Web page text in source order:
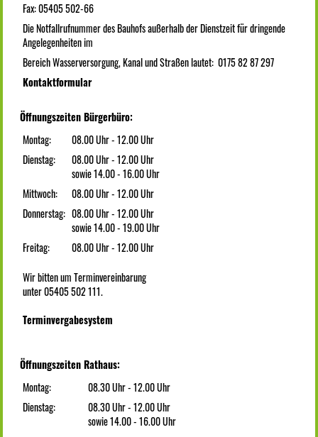
Fax: 05405 502-66
Die Notfallrufnummer des Bauhofs außerhalb der Dienstzeit für dringende
Angelegenheiten im
Bereich Wasserversorgung, Kanal und Straßen lautet: 0175 82 87 297
Kontaktformular
Öffnungszeiten Bürgerbüro:
Montag:
08.00 Uhr - 12.00 Uhr
Dienstag:
08.00 Uhr - 12.00 Uhr
sowie 14.00 - 16.00 Uhr
Mittwoch:
08.00 Uhr - 12.00 Uhr
Donnerstag: 08.00 Uhr - 12.00 Uhr
sowie 14.00 - 19.00 Uhr
Freitag:
08.00 Uhr - 12.00 Uhr
Wir bitten um Terminvereinbarung
unter 05405 502 111.
Terminvergabesystem
Öffnungszeiten Rathaus:
Montag:
08.30 Uhr - 12.00 Uhr
Dienstag:
08.30 Uhr - 12.00 Uhr
sowie 14.00 - 16.00 Uhr